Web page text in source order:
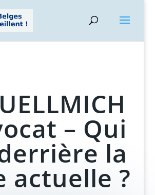
– Qui
la
actuelle ?